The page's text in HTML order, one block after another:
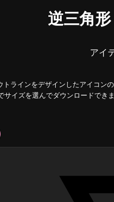
逆三角
アイ
ラインをデザインしたアイコン
イズを選んでダウンロードできま